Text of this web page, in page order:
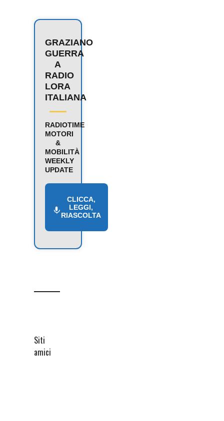
GRAZIANO
GUERRA
A
RADIO
LORA
ITALIANA
RADIOTIME
MOTORI
&
MOBILITÀ
WEEKLY
UPDATE
CLICCA,
LEGGI,
RIASCOLTA
Siti
amici